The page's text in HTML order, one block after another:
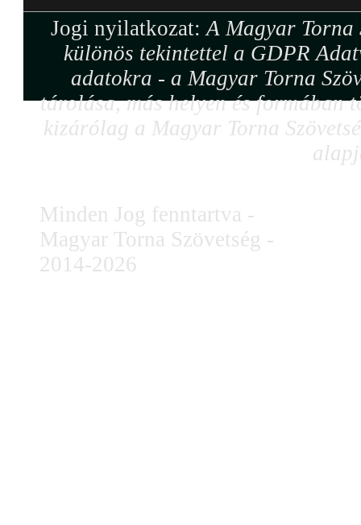
Jogi nyilatkozat:A Magyar Torna
különös tekintettel a GDPR
adatokra - a Magyar Torna
tárolása, más helyen és formában
kizárólag a Magyar Torna
Minden Jog fenntartva -
Magyar Torna Szövetség -
2014-2026